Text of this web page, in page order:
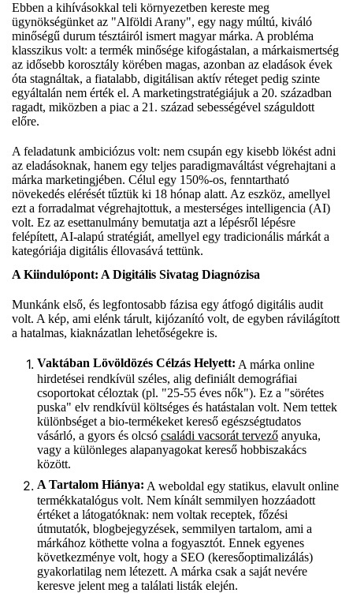
Ebben a kihívásokkal teli környezetben kereste meg
ügynökségünket az "Alföldi Arany", egy nagy múltú, kiváló
minőségű durum tésztáiról ismert magyar márka. A probléma
klasszikus volt: a termék minősége kifogástalan, a márkaismertség
az idősebb korosztály körében magas, azonban az eladások évek
óta stagnáltak, a fiatalabb, digitálisan aktív réteget pedig szinte
egyáltalán nem érték el. A marketingstratégiájuk a 20. században
ragadt, miközben a piac a 21. század sebességével száguldott
előre.
A feladatunk ambiciózus volt: nem csupán egy kisebb lökést adni
az eladásoknak, hanem egy teljes paradigmaváltást végrehajtani a
márka marketingjében. Célul egy 150%-os, fenntartható
növekedés elérését tűztük ki 18 hónap alatt. Az eszköz, amellyel
ezt a forradalmat végrehajtottuk, a mesterséges intelligencia (AI)
volt. Ez az esettanulmány bemutatja azt a lépésről lépésre
felépített, AI-alapú stratégiát, amellyel egy tradicionális márkát a
kategóriája digitális éllovasává tettünk.
A Kiindulópont: A Digitális Sivatag Diagnózisa
Munkánk első, és legfontosabb fázisa egy átfogó digitális audit
volt. A kép, ami elénk tárult, kijózanító volt, de egyben rávilágított
a hatalmas, kiaknázatlan lehetőségekre is.
Vaktában Lövöldözés Célzás Helyett: A márka online
hirdetései rendkívül széles, alig definiált demográfiai
csoportokat céloztak (pl. "25-55 éves nők"). Ez a "sörétes
puska" elv rendkívül költséges és hatástalan volt. Nem tettek
különbséget a bio-termékeket kereső egészségtudatos
vásárló, a gyors és olcsó családi vacsorát tervező anyuka,
vagy a különleges alapanyagokat kereső hobbiszakács
között.
A Tartalom Hiánya: A weboldal egy statikus, elavult online
termékkatalógus volt. Nem kínált semmilyen hozzáadott
értéket a látogatóknak: nem voltak receptek, főzési
útmutatók, blogbejegyzések, semmilyen tartalom, ami a
márkához köthette volna a fogyasztót. Ennek egyenes
következménye volt, hogy a SEO (keresőoptimalizálás)
gyakorlatilag nem létezett. A márka csak a saját nevére
keresve jelent meg a találati listák elején.